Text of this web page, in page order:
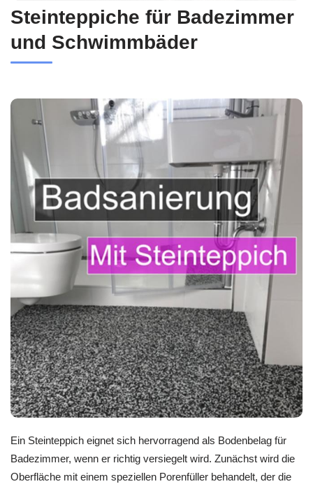
Steinteppiche für Badezimmer
und Schwimmbäder
Ein Steinteppich eignet sich hervorragend als Bodenbelag für
Badezimmer, wenn er richtig versiegelt wird. Zunächst wird die
Oberfläche mit einem speziellen Porenfüller behandelt, der die